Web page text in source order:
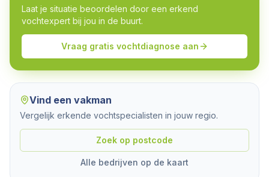
Laat je situatie beoordelen door een erkend
vochtexpert bij jou in de buurt.
Vraag gratis vochtdiagnose aan
Vind een vakman
Vergelijk erkende vochtspecialisten in jouw regio.
Zoek op postcode
Alle bedrijven op de kaart